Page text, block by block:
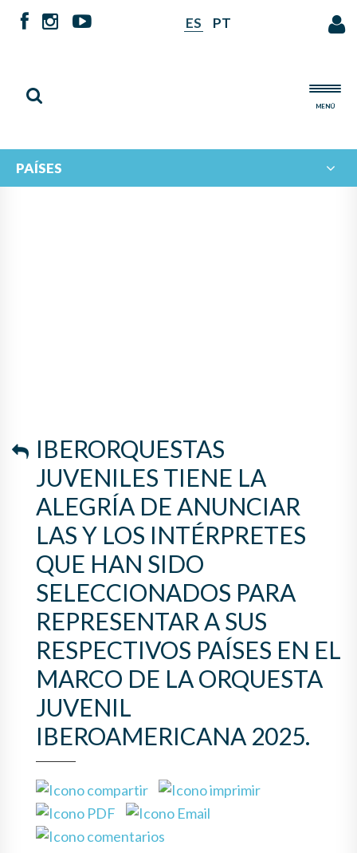
ES PT
MENÚ
PAÍSES
IBERORQUESTAS
JUVENILES TIENE LA
ALEGRÍA DE ANUNCIAR
LAS Y LOS INTÉRPRETES
QUE HAN SIDO
SELECCIONADOS PARA
REPRESENTAR A SUS
RESPECTIVOS PAÍSES EN EL
MARCO DE LA ORQUESTA
JUVENIL
IBEROAMERICANA 2025.